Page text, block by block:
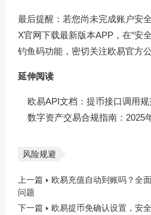
最后提醒：若您尚未完成账户安
X官网下载最新版本APP，在“安
钓鱼码功能，密切关注欧易官方
延伸阅读
欧易API文档：提币接口调用规
数字资产交易合规指南：2025
风险规避
上一篇
欧易充值自动到账吗？全
问题
下一篇
欧易提币免确认设置，安